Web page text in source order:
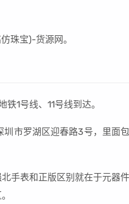
珠宝)-货源网。
1号线、11号线到达。
圳市罗湖区迎春路3号，里面包
手表和正版区别就在于元器件